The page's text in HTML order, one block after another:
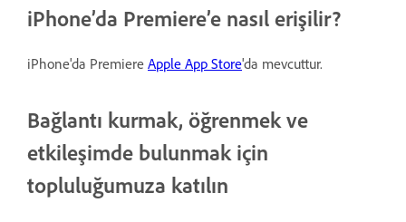
iPhone’da Premiere’e nasıl erişilir?
iPhone'da Premiere Apple App Store'da mevcuttur.
Bağlantı kurmak, öğrenmek ve
etkileşimde bulunmak için
topluluğumuza katılın